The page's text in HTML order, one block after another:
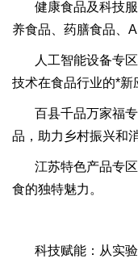
健康食品及科技
养食品、药膳食品、
人工智能设备专
技术在食品行业的*新
百县千品万家福
品，助力乡村振兴和
江苏特色产品专
食的独特魅力。
科技赋能：从实